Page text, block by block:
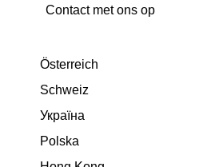
Сontact met ons op
Österreich
Schweiz
Україна
Polska